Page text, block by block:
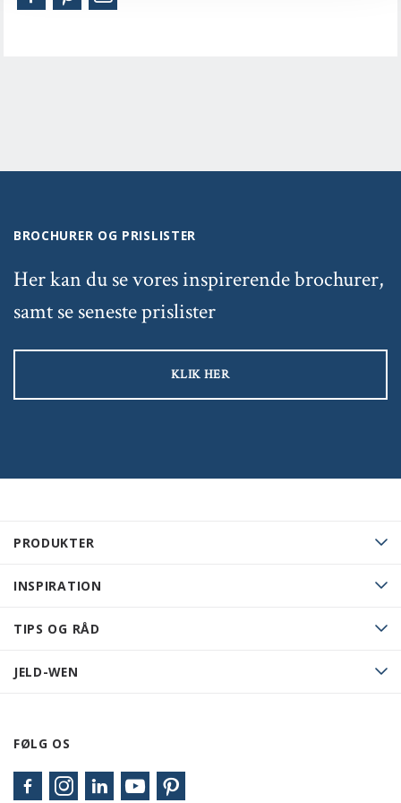
PRODUKTER
INSPIRATION
TIPS OG RÅD
JELD-WEN
FØLG OS
BROCHURER OG PRISLISTER
Her kan du se vores inspirerende brochurer,
samt se seneste prislister
KLIK HER